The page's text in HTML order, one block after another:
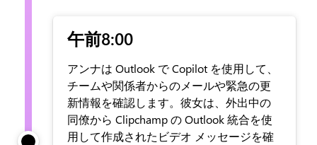
午前8:00
アンナは Outlook で Copilot を使用して、
チームや関係者からのメールや緊急の更
新情報を確認します。彼女は、外出中の
同僚から Clipchamp の Outlook 統合を使
用して作成されたビデオ メッセージを確